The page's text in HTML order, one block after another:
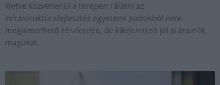
illetve közvetlenül a terepen rálátni az
infrastruktúrafejlesztés egyetemi padokból nem
megismerhető részleteire, de kifejezetten jól is érezték
magukat.